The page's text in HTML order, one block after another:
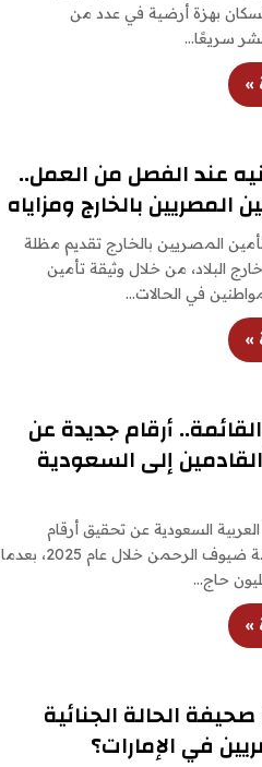
بهزة أرضية في عدد من
سريعًا…
»
جنيه عند الفصل من العمل..
المصريين بالخارج ومزاياه
المصريين بالخارج تقديم مظلة
البلاد، من خلال وثيقة تأمين
في الحالات…
»
أرقام جديدة عن
إلى السعودية
السعودية عن تحقيق أرقام
تاريخية في خدمة ضيوف الرحمن خلال عام 2025، بعدما
»
الحالة الجنائية
في الإمارات؟